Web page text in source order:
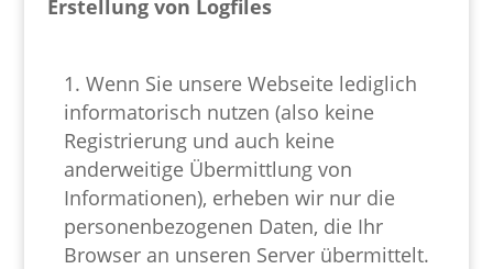
Erstellung von Logfiles
Wenn Sie unsere Webseite lediglich
informatorisch nutzen (also keine
Registrierung und auch keine
anderweitige Übermittlung von
Informationen), erheben wir nur die
personenbezogenen Daten, die Ihr
Browser an unseren Server übermittelt.